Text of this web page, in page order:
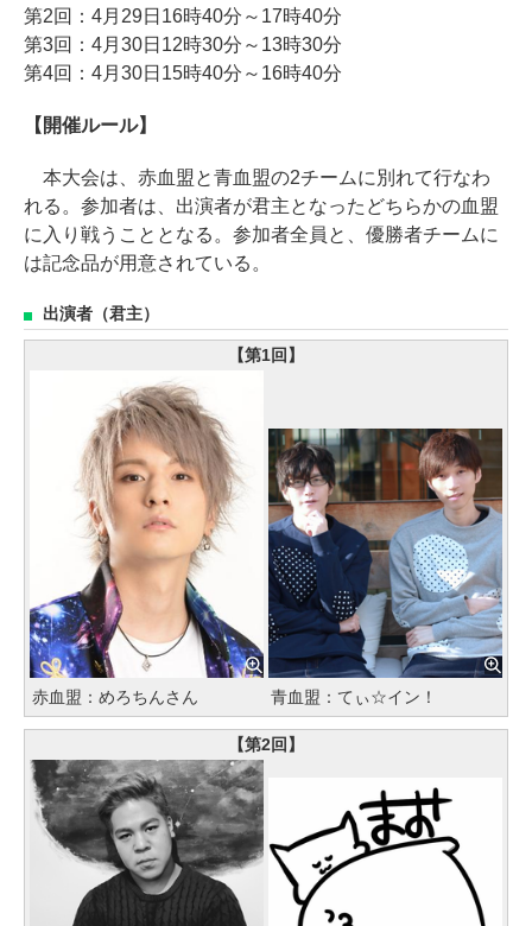
第2回：4月29日16時40分～17時40分
第3回：4月30日12時30分～13時30分
第4回：4月30日15時40分～16時40分
【開催ルール】
本大会は、赤血盟と青血盟の2チームに別れて行なわ
れる。参加者は、出演者が君主となったどちらかの血盟
に入り戦うこととなる。参加者全員と、優勝者チームに
は記念品が用意されている。
出演者（君主）
【第1回】
赤血盟：めろちんさん 青血盟：てぃ☆イン！
【第2回】